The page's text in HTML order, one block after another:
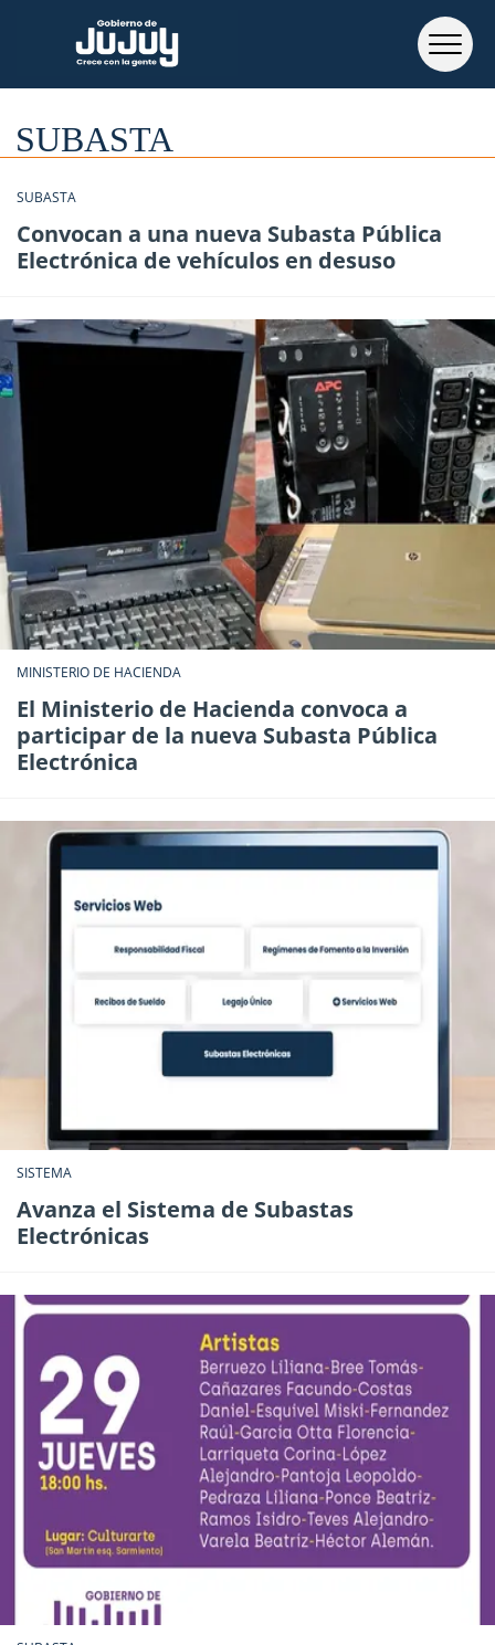
SUBASTA
SUBASTA
Convocan a una nueva Subasta Pública
Electrónica de vehículos en desuso
MINISTERIO DE HACIENDA
El Ministerio de Hacienda convoca a
participar de la nueva Subasta Pública
Electrónica
SISTEMA
Avanza el Sistema de Subastas
Electrónicas